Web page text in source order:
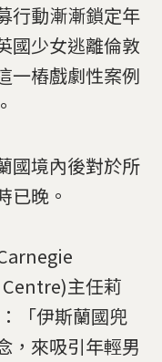
行動漸漸鎖定年
國少女逃離倫敦
一樁戲劇性案例
國境內後對於所
已晚。
主任莉
「伊斯蘭國兜
，來吸引年輕男